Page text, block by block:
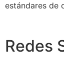
estándares de
Redes